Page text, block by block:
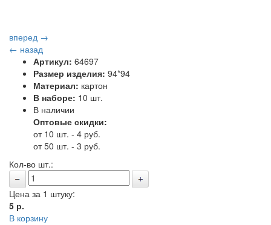
вперед →
← назад
Артикул: 64697
Размер изделия: 94*94
Материал: картон
В наборе: 10 шт.
В наличии
Оптовые скидки:
от 10 шт. - 4 руб.
от 50 шт. - 3 руб.
Кол-во шт.:
Цена за 1 штуку:
5 р.
В корзину